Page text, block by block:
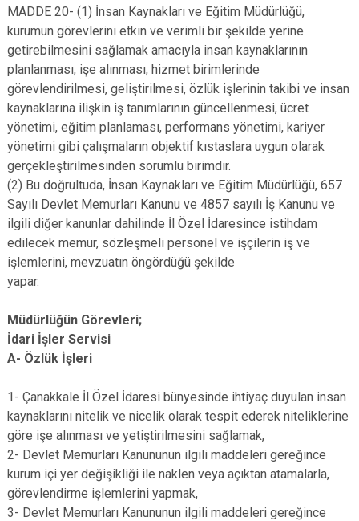
MADDE 20- (1) İnsan Kaynakları ve Eğitim Müdürlüğü,
kurumun görevlerini etkin ve verimli bir şekilde yerine
getirebilmesini sağlamak amacıyla insan kaynaklarının
planlanması, işe alınması, hizmet birimlerinde
görevlendirilmesi, geliştirilmesi, özlük işlerinin takibi ve insan
kaynaklarına ilişkin iş tanımlarının güncellenmesi, ücret
yönetimi, eğitim planlaması, performans yönetimi, kariyer
yönetimi gibi çalışmaların objektif kıstaslara uygun olarak
gerçekleştirilmesinden sorumlu birimdir.
(2) Bu doğrultuda, İnsan Kaynakları ve Eğitim Müdürlüğü, 657
Sayılı Devlet Memurları Kanunu ve 4857 sayılı İş Kanunu ve
ilgili diğer kanunlar dahilinde İl Özel İdaresince istihdam
edilecek memur, sözleşmeli personel ve işçilerin iş ve
işlemlerini, mevzuatın öngördüğü şekilde
yapar.
Müdürlüğün Görevleri;
İdari İşler Servisi
A- Özlük İşleri
1- Çanakkale İl Özel İdaresi bünyesinde ihtiyaç duyulan insan
kaynaklarını nitelik ve nicelik olarak tespit ederek niteliklerine
göre işe alınması ve yetiştirilmesini sağlamak,
2- Devlet Memurları Kanununun ilgili maddeleri gereğince
kurum içi yer değişikliği ile naklen veya açıktan atamalarla,
görevlendirme işlemlerini yapmak,
3- Devlet Memurları Kanununun ilgili maddeleri gereğince